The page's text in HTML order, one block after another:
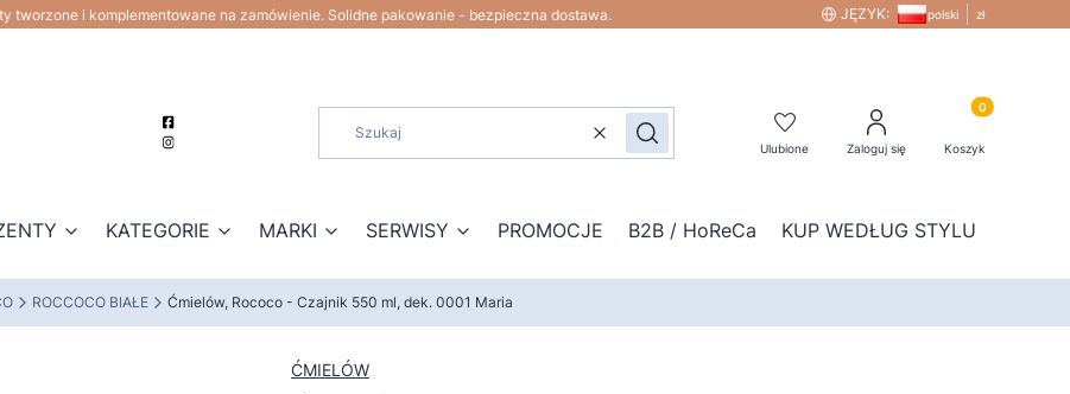
tworzone i komplementowane na zamówienie. Solidne pakowanie - bezpieczna dostawa. JĘZYK: polski zł
WyczyśćSzukaj Ulubione Zaloguj się
Produkty w
Koszyk
KATEGORIE MARKI SERWISY PROMOCJE B2B / HoReCa KUP WEDŁUG STYLU
ROCCOCO BIAŁE Ćmielów, Rococo - Czajnik 550 ml, dek. 0001 Maria
ĆMIELÓW